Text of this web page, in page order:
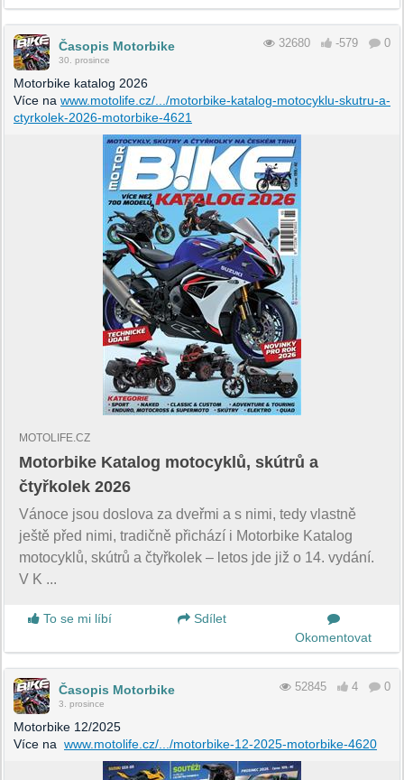
Časopis Motorbike
30. prosince
32680 -579 0
Motorbike katalog 2026
Více na www.motolife.cz/.../motorbike-katalog-motocyklu-skutru-a-
ctyrkolek-2026-motorbike-4621
MOTOLIFE.CZ
Motorbike Katalog motocyklů, skútrů a
čtyřkolek 2026
Vánoce jsou doslova za dveřmi a s nimi, tedy vlastně
ještě před nimi, tradičně přichází i Motorbike Katalog
motocyklů, skútrů a čtyřkolek – letos jde již o 14. vydání.
V K ...
To se mi líbí
Sdílet
Okomentovat
Časopis Motorbike
3. prosince
52845 4 0
Motorbike 12/2025
Více na www.motolife.cz/.../motorbike-12-2025-motorbike-4620